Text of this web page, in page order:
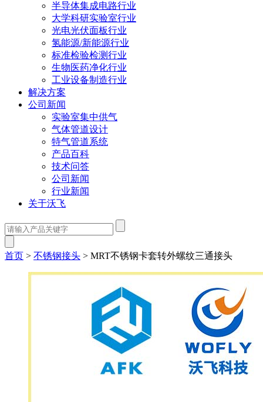
半导体集成电路行业
大学科研实验室行业
光电光伏面板行业
氢能源/新能源行业
标准检验检测行业
生物医药净化行业
工业设备制造行业
解决方案
公司新闻
实验室集中供气
气体管道设计
特气管道系统
产品百科
技术问答
公司新闻
行业新闻
关于沃飞
首页 > 不锈钢接头 > MRT不锈钢卡套转外螺纹三通接头